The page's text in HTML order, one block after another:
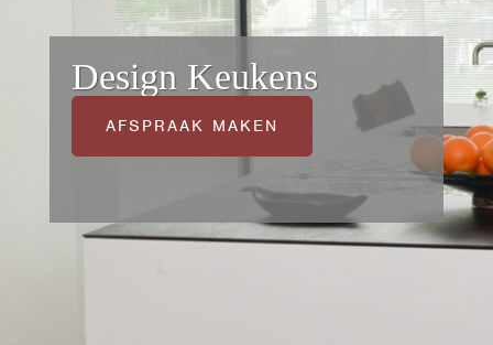
Design Keukens
AFSPRAAK MAKEN